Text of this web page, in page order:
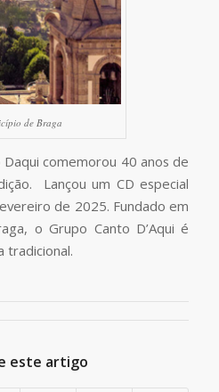
de Braga
comemorou 40 anos de
Lançou um CD especial
de 2025. Fundado em
o Grupo Canto D’Aqui é
tradicional.
este artigo